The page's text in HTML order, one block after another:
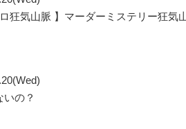
狂気山脈 】マーダーミステリー狂
の？